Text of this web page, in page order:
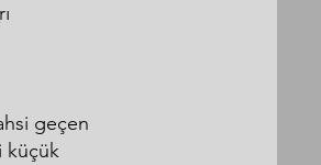
geçen
küçük